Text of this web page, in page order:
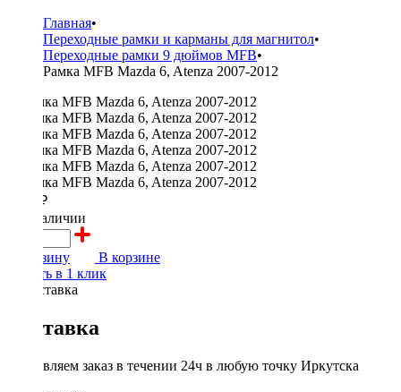
Главная•
Переходные рамки и карманы для магнитол•
Переходные рамки 9 дюймов MFB•
Рамка MFB Mazda 6, Atenza 2007-2012
2000 ₽
в наличии
В корзину
В корзине
Купить в 1 клик
Доставка
Доставляем заказ в течении 24ч в любую точку Иркутска